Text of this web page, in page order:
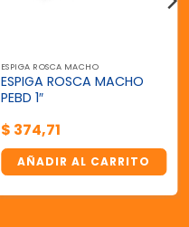
ESPIGA ROSCA MACHO
ESPIGA ROSCA MACHO
PEBD 1″
$ 374,71
AÑADIR AL CARRITO